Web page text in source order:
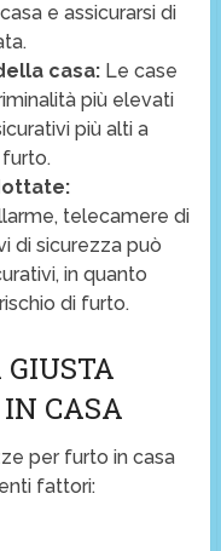
e assicurarsi di
casa:Le case
più elevati
più alti a
telecamere di
di sicurezza può
in quanto
di furto.
GIUSTA
CASA
per furto in casa
fattori: